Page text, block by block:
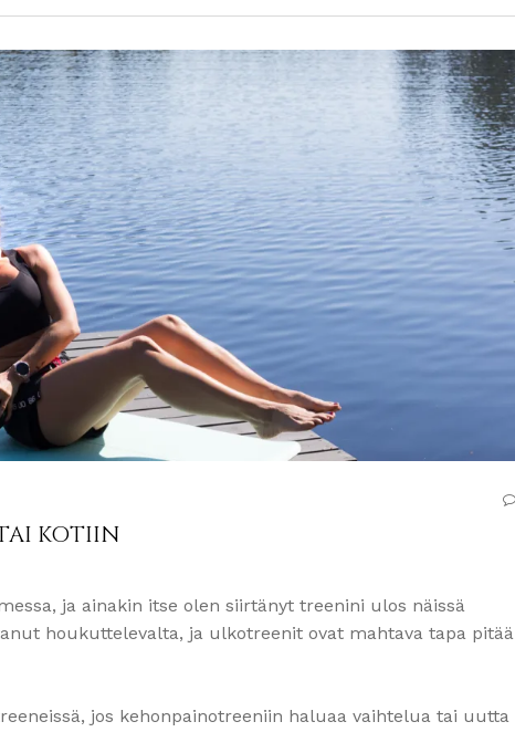
KOTIIN
ja ainakin itse olen siirtänyt treenini ulos näissä
houkuttelevalta, ja ulkotreenit ovat mahtava tapa pitää
jos kehonpainotreeniin haluaa vaihtelua tai uutta